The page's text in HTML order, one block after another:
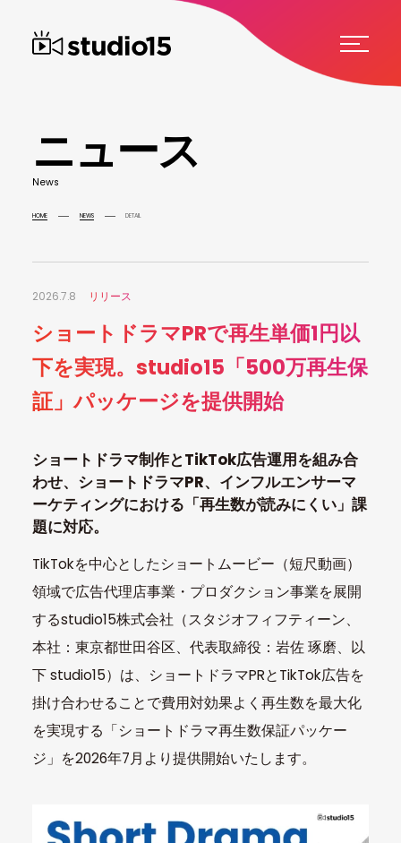
ニュース
News
HOME NEWS DETAIL
2026.7.8 リリース
ショートドラマPRで再生単価1円以
下を実現。studio15「500万再生保
証」パッケージを提供開始
ショートドラマ制作とTikTok広告運用を組み合
わせ、ショートドラマPR、インフルエンサーマ
ーケティングにおける「再生数が読みにくい」課
題に対応。
TikTokを中心としたショートムービー（短尺動画）
領域で広告代理店事業・プロダクション事業を展開
するstudio15株式会社（スタジオフィフティーン、
本社：東京都世田谷区、代表取締役：岩佐 琢磨、以
下 studio15）は、ショートドラマPRとTikTok広告を
掛け合わせることで費用対効果よく再生数を最大化
を実現する「ショートドラマ再生数保証パッケー
ジ」を2026年7月より提供開始いたします。